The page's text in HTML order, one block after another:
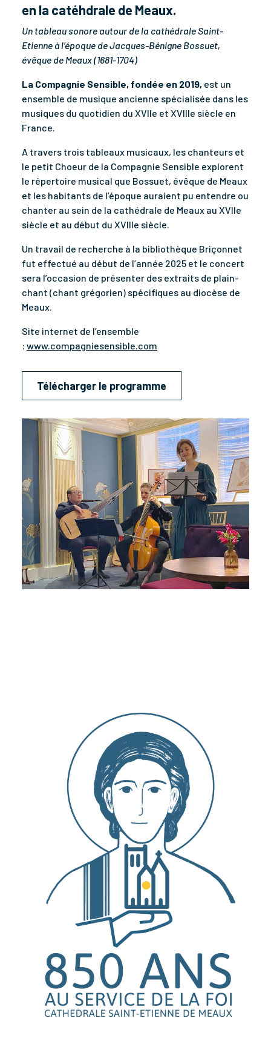
en la catéhdrale de Meaux.
Un tableau sonore autour de la cathédrale Saint-
Etienne à l’époque de Jacques-Bénigne Bossuet,
évêque de Meaux (1681-1704)
La Compagnie Sensible, fondée en 2019, est un
ensemble de musique ancienne spécialisée dans les
musiques du quotidien du XVIIe et XVIIIe siècle en
France.
A travers trois tableaux musicaux, les chanteurs et
le petit Choeur de la Compagnie Sensible explorent
le répertoire musical que Bossuet, évêque de Meaux
et les habitants de l’époque auraient pu entendre ou
chanter au sein de la cathédrale de Meaux au XVIIe
siècle et au début du XVIIIe siècle.
Un travail de recherche à la bibliothèque Briçonnet
fut effectué au début de l’année 2025 et le concert
sera l’occasion de présenter des extraits de plain-
chant (chant grégorien) spécifiques au diocèse de
Meaux.
Site internet de l’ensemble
: www.compagniesensible.com
Télécharger le programme